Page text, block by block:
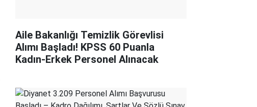
Aile Bakanlığı Temizlik Görevlisi
Alımı Başladı! KPSS 60 Puanla
Kadın-Erkek Personel Alınacak